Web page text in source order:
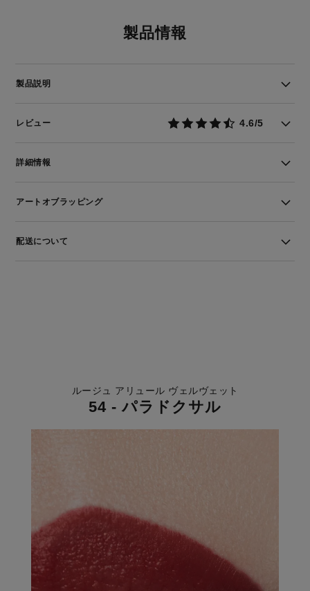
製品情報
製品説明
レビュー 4.6/5
詳細情報
アートオブラッピング
配送について
ルージュ アリュール ヴェルヴェット
54 - パラドクサル